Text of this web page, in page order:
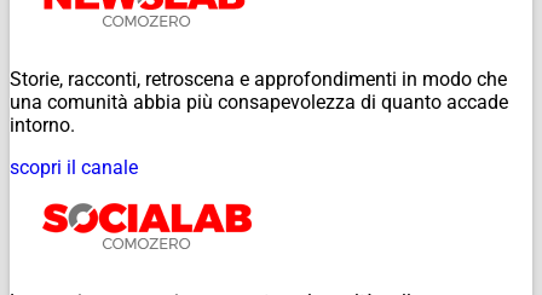
Storie, racconti, retroscena e approfondimenti in modo che
una comunità abbia più consapevolezza di quanto accade
intorno.
scopri il canale